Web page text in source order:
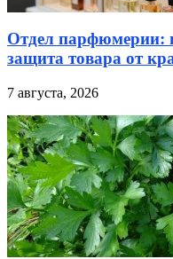
Отдел парфюмерии:
защита товара от
7 августа, 2026